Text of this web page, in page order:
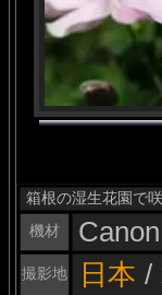
箱根の湿生花園で
機材
撮影地 日本 /